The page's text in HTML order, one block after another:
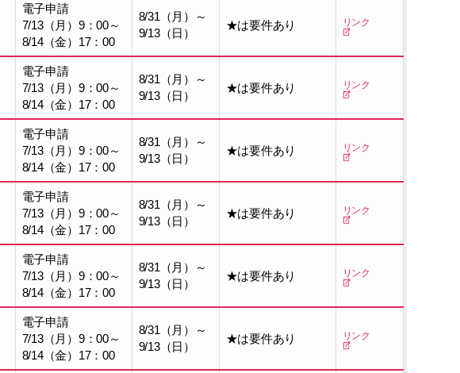
電子申請
7/13（月）9：00～
8/14（金）17：00
8/31（月）～
9/13（日）
★は要件あり リンク
電子申請
7/13（月）9：00～
8/14（金）17：00
8/31（月）～
9/13（日）
★は要件あり リンク
電子申請
7/13（月）9：00～
8/14（金）17：00
8/31（月）～
9/13（日）
★は要件あり リンク
電子申請
7/13（月）9：00～
8/14（金）17：00
8/31（月）～
9/13（日）
★は要件あり リンク
電子申請
7/13（月）9：00～
8/14（金）17：00
8/31（月）～
9/13（日）
★は要件あり リンク
電子申請
7/13（月）9：00～
8/14（金）17：00
8/31（月）～
9/13（日）
★は要件あり リンク